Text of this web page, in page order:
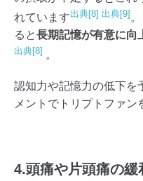
れています出典[8] 出典[9]
ると長期記憶が有意に向
出典[8] 。
認知力や記憶力の低下を
メントでトリプトファン
4.頭痛や片頭痛の緩